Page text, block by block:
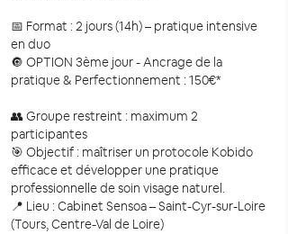
📅 Format : 2 jours (14h) – pratique intensive
en duo
🔘 OPTION 3ème jour - Ancrage de la
pratique & Perfectionnement : 150€*
👥 Groupe restreint : maximum 2
participantes
🎯 Objectif : maîtriser un protocole Kobido
efficace et développer une pratique
professionnelle de soin visage naturel.
📍 Lieu : Cabinet Sensoa – Saint-Cyr-sur-Loire
(Tours, Centre-Val de Loire)